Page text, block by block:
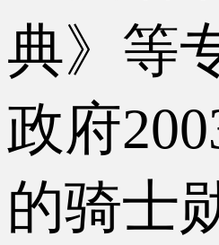
典》等
政府
的骑士